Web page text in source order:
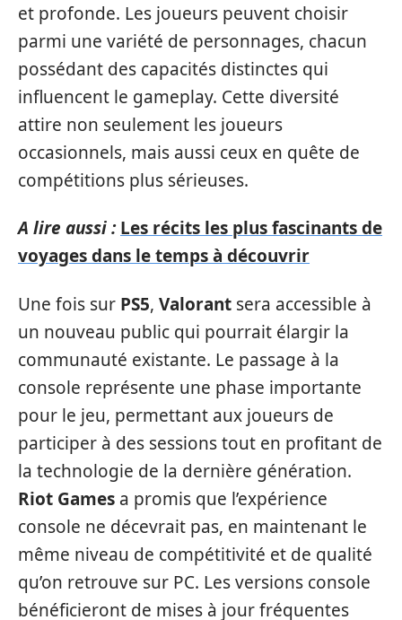
et profonde. Les joueurs peuvent choisir
parmi une variété de personnages, chacun
possédant des capacités distinctes qui
influencent le gameplay. Cette diversité
attire non seulement les joueurs
occasionnels, mais aussi ceux en quête de
compétitions plus sérieuses.
A lire aussi : Les récits les plus fascinants de
voyages dans le temps à découvrir
Une fois sur PS5, Valorant sera accessible à
un nouveau public qui pourrait élargir la
communauté existante. Le passage à la
console représente une phase importante
pour le jeu, permettant aux joueurs de
participer à des sessions tout en profitant de
la technologie de la dernière génération.
Riot Games a promis que l’expérience
console ne décevrait pas, en maintenant le
même niveau de compétitivité et de qualité
qu’on retrouve sur PC. Les versions console
bénéficieront de mises à jour fréquentes